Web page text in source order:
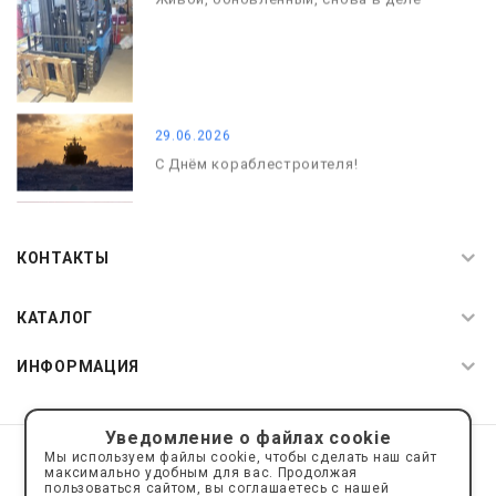
29.06.2026
С Днём кораблестроителя!
КОНТАКТЫ
КАТАЛОГ
ИНФОРМАЦИЯ
© 2019—2026 Интернет пространство АкваРос
sale@a-ros.ru
Политика конфиденциальности
Политика обработки персональных данных
Уведомление о файлах cookie
Мы используем файлы cookie, чтобы сделать наш сайт
максимально удобным для вас. Продолжая
пользоваться сайтом, вы соглашаетесь с нашей